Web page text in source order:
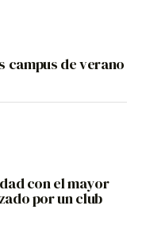
campus de verano
con el mayor
por un club